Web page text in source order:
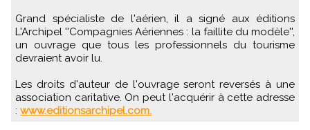
Grand spécialiste de l'aérien, il a signé aux éditions
L'Archipel ''Compagnies Aériennes : la faillite du modèle'',
un ouvrage que tous les professionnels du tourisme
devraient avoir lu.
Les droits d'auteur de l'ouvrage seront reversés à une
association caritative. On peut l'acquérir à cette adresse
: www.editionsarchipel.com.